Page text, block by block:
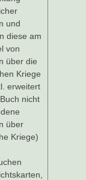
und
diese am
von
über die
Kriege
erweitert
nicht
über
Kriege)